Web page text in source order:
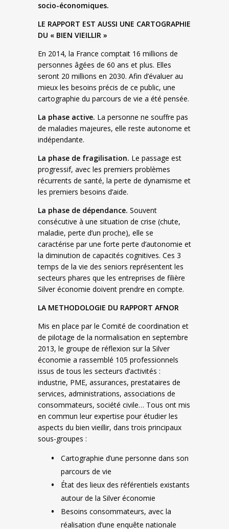
socio-économiques.
LE RAPPORT EST AUSSI UNE CARTOGRAPHIE
DU « BIEN VIEILLIR »
En 2014, la France comptait 16 millions de
personnes âgées de 60 ans et plus. Elles
seront 20 millions en 2030. Afin d’évaluer au
mieux les besoins précis de ce public, une
cartographie du parcours de vie a été pensée.
La phase active. La personne ne souffre pas
de maladies majeures, elle reste autonome et
indépendante.
La phase de fragilisation. Le passage est
progressif, avec les premiers problèmes
récurrents de santé, la perte de dynamisme et
les premiers besoins d’aide.
La phase de dépendance. Souvent
consécutive à une situation de crise (chute,
maladie, perte d’un proche), elle se
caractérise par une forte perte d’autonomie et
la diminution de capacités cognitives. Ces 3
temps de la vie des seniors représentent les
secteurs phares que les entreprises de filière
Silver économie doivent prendre en compte.
LA METHODOLOGIE DU RAPPORT AFNOR
Mis en place par le Comité de coordination et
de pilotage de la normalisation en septembre
2013, le groupe de réflexion sur la Silver
économie a rassemblé 105 professionnels
issus de tous les secteurs d’activités :
industrie, PME, assurances, prestataires de
services, administrations, associations de
consommateurs, société civile… Tous ont mis
en commun leur expertise pour étudier les
aspects du bien vieillir, dans trois principaux
sous-groupes :
Cartographie d’une personne dans son
parcours de vie
État des lieux des référentiels existants
autour de la Silver économie
Besoins consommateurs, avec la
réalisation d’une enquête nationale